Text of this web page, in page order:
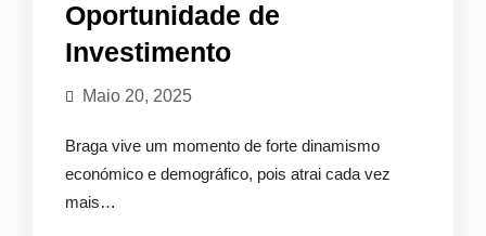
Oportunidade de
Investimento
Maio 20, 2025
Braga vive um momento de forte dinamismo
económico e demográfico, pois atrai cada vez
mais…